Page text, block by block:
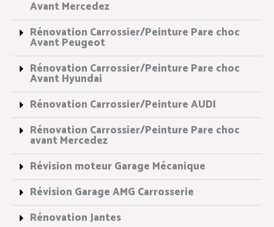
Avant Mercedez
Rénovation Carrossier/Peinture Pare choc
Avant Peugeot
Rénovation Carrossier/Peinture Pare choc
Avant Hyundai
Rénovation Carrossier/Peinture AUDI
Rénovation Carrossier/Peinture Pare choc
avant Mercedez
Révision moteur Garage Mécanique
Révision Garage AMG Carrosserie
Rénovation Jantes